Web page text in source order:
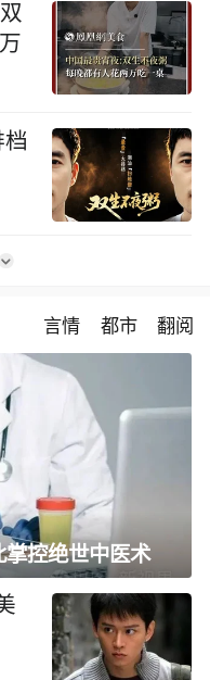
档
言情 都市 翻阅
控绝世中医术